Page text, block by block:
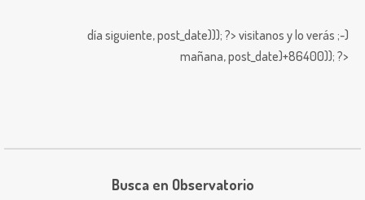
día siguiente,post_date))); ?> visitanos y lo verás ;-)
mañana,post_date)+86400)); ?>
Busca en Observatorio